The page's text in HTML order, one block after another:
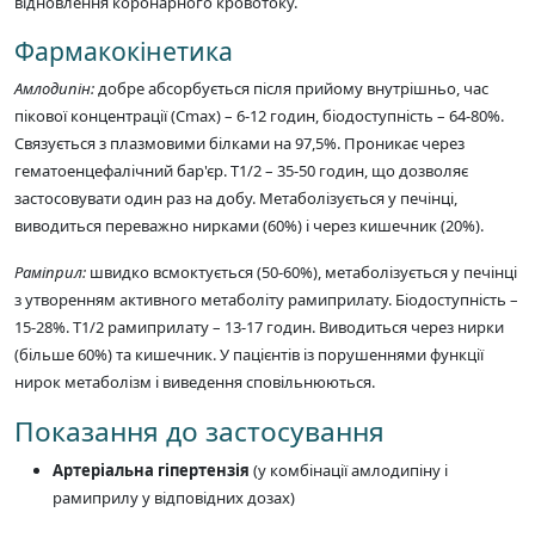
Фармакокінетика
Амлодипін:добре абсорбується після прийому внутрішньо, час
пікової концентрації (Cmax) – 6-12 годин, біодоступність – 64-80%.
Связується з плазмовими білками на 97,5%. Проникає через
гематоенцефалічний бар'єр. T1/2 – 35-50 годин, що дозволяє
застосовувати один раз на добу. Метаболізується у печінці,
виводиться переважно нирками (60%) і через кишечник (20%).
Раміприл: швидко всмоктується (50-60%), метаболізується у печінці
з утворенням активного метаболіту рамиприлату. Біодоступність –
15-28%. T1/2 рамиприлату – 13-17 годин. Виводиться через нирки
(більше 60%) та кишечник. У пацієнтів із порушеннями функції
нирок метаболізм і виведення сповільнюються.
Показання до застосування
Артеріальна гіпертензія (у комбінації амлодипіну і
рамиприлу у відповідних дозах)